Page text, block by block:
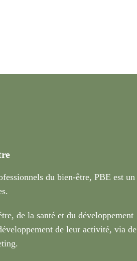
du bien-être, PBE est un
de la santé et du développement
de leur activité, via de